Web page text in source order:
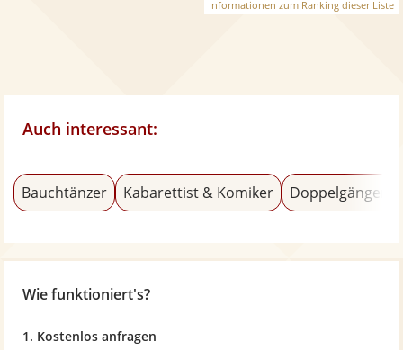
Informationen zum Ranking dieser Liste
Auch interessant:
Bauchtänzer Kabarettist & Komiker Doppelgänger
Wie funktioniert's?
1. Kostenlos anfragen